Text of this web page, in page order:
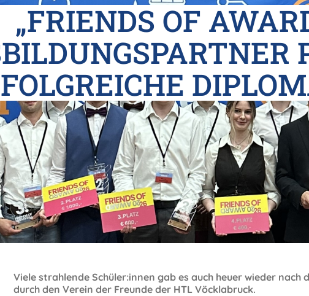
„FRIENDS OF
Viele strahlende Schüler:innen gab es auch heuer wieder nach
durch den Verein der Freunde der HTL Vöcklabruck.